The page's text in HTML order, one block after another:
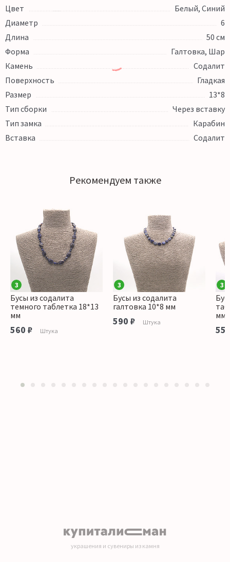
Цвет
Белый, Синий
Диаметр
6
Длина
50 см
Форма
Галтовка, Шар
Камень
Содалит
Поверхность
Гладкая
Размер
13*8
Тип сборки
Через вставку
Тип замка
Карабин
Вставка
Содалит
Рекомендуем также
3
Бусы из содалита
темного таблетка 18*13
мм
560 ₽ Штука
3
Бусы из содалита
галтовка 10*8 мм
590 ₽ Штука
3
мм
украшения и сувениры из камня